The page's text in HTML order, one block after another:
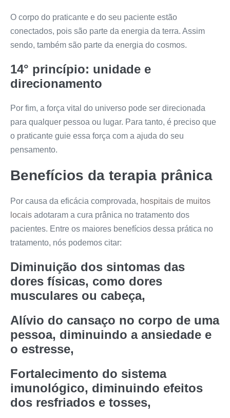
O corpo do praticante e do seu paciente estão
conectados, pois são parte da energia da terra. Assim
sendo, também são parte da energia do cosmos.
14° princípio: unidade e
direcionamento
Por fim, a força vital do universo pode ser direcionada
para qualquer pessoa ou lugar. Para tanto, é preciso que
o praticante guie essa força com a ajuda do seu
pensamento.
Benefícios da terapia prânica
Por causa da eficácia comprovada, hospitais de muitos
locais adotaram a cura prânica no tratamento dos
pacientes. Entre os maiores benefícios dessa prática no
tratamento, nós podemos citar:
Diminuição dos sintomas das
dores físicas, como dores
musculares ou cabeça,
Alívio do cansaço no corpo de uma
pessoa, diminuindo a ansiedade e
o estresse,
Fortalecimento do sistema
imunológico, diminuindo efeitos
dos resfriados e tosses,